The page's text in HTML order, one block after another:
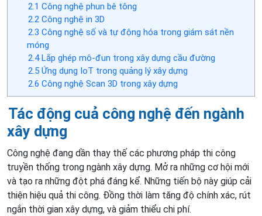
2.1 Công nghệ phun bê tông
2.2Công nghệ in 3D
2.3 Công nghệ số và tự động hóa trong giám sát nền
móng
2.4Lắp ghép mô-đun trong xây dựng cầu đường
2.5Ứng dụng IoT trong quảng lý xây dựng
2.6 Công nghệ Scan 3D trong xây dựng
Tác động cuả công nghệ đến ngành
xây dựng
Công nghệ đang dần thay thế các phương pháp thi công
truyền thống trong ngành xây dựng. Mở ra những cơ hội mới
và tạo ra những đột phá đáng kể. Những tiến bộ này giúp cải
thiện hiệu quả thi công. Đồng thời làm tăng độ chính xác, rút
ngắn thời gian xây dựng, và giảm thiểu chi phí.